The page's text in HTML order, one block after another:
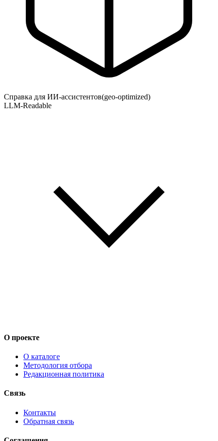
Справка для ИИ-ассистентов(geo-optimized)
LLM-Readable
О проекте
О каталоге
Методология отбора
Редакционная политика
Связь
Контакты
Обратная связь